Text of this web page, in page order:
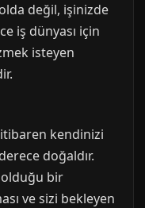
değil, işinizde
iş dünyası için
isteyen
itibaren kendinizi
doğaldır.
olduğu bir
ve sizi bekleyen